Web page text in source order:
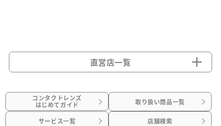
直営店一覧
コンタクトレンズ
はじめてガイド 取り扱い商品一覧
サービス一覧 店舗検索